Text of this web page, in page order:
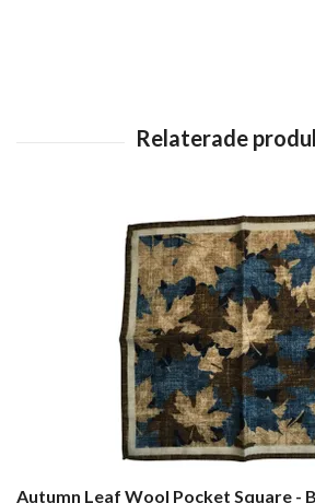
Autumn Leaf Wool Pocket Square -